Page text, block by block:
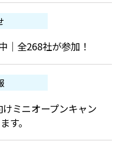
｜全268社が参加！
ミニオープンキャン
す。